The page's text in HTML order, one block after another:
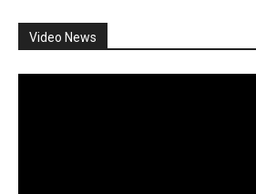
Video News